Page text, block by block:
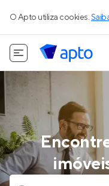
O Apto utiliza cookies.